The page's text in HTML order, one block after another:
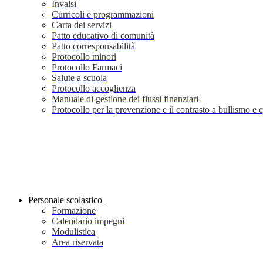
Invalsi
Curricoli e programmazioni
Carta dei servizi
Patto educativo di comunità
Patto corresponsabilità
Protocollo minori
Protocollo Farmaci
Salute a scuola
Protocollo accoglienza
Manuale di gestione dei flussi finanziari
Protocollo per la prevenzione e il contrasto a bullismo e
Personale scolastico
Formazione
Calendario impegni
Modulistica
Area riservata